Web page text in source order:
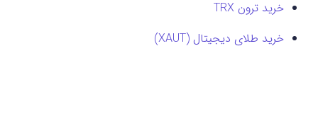
خرید ترون TRX
خرید طلای دیجیتال (XAUT)